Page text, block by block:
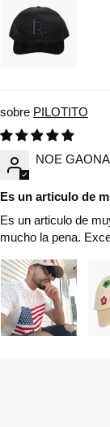
PILOTITO
NOE GAONA
Es un articulo de
Es un articulo de
mucho la pena.